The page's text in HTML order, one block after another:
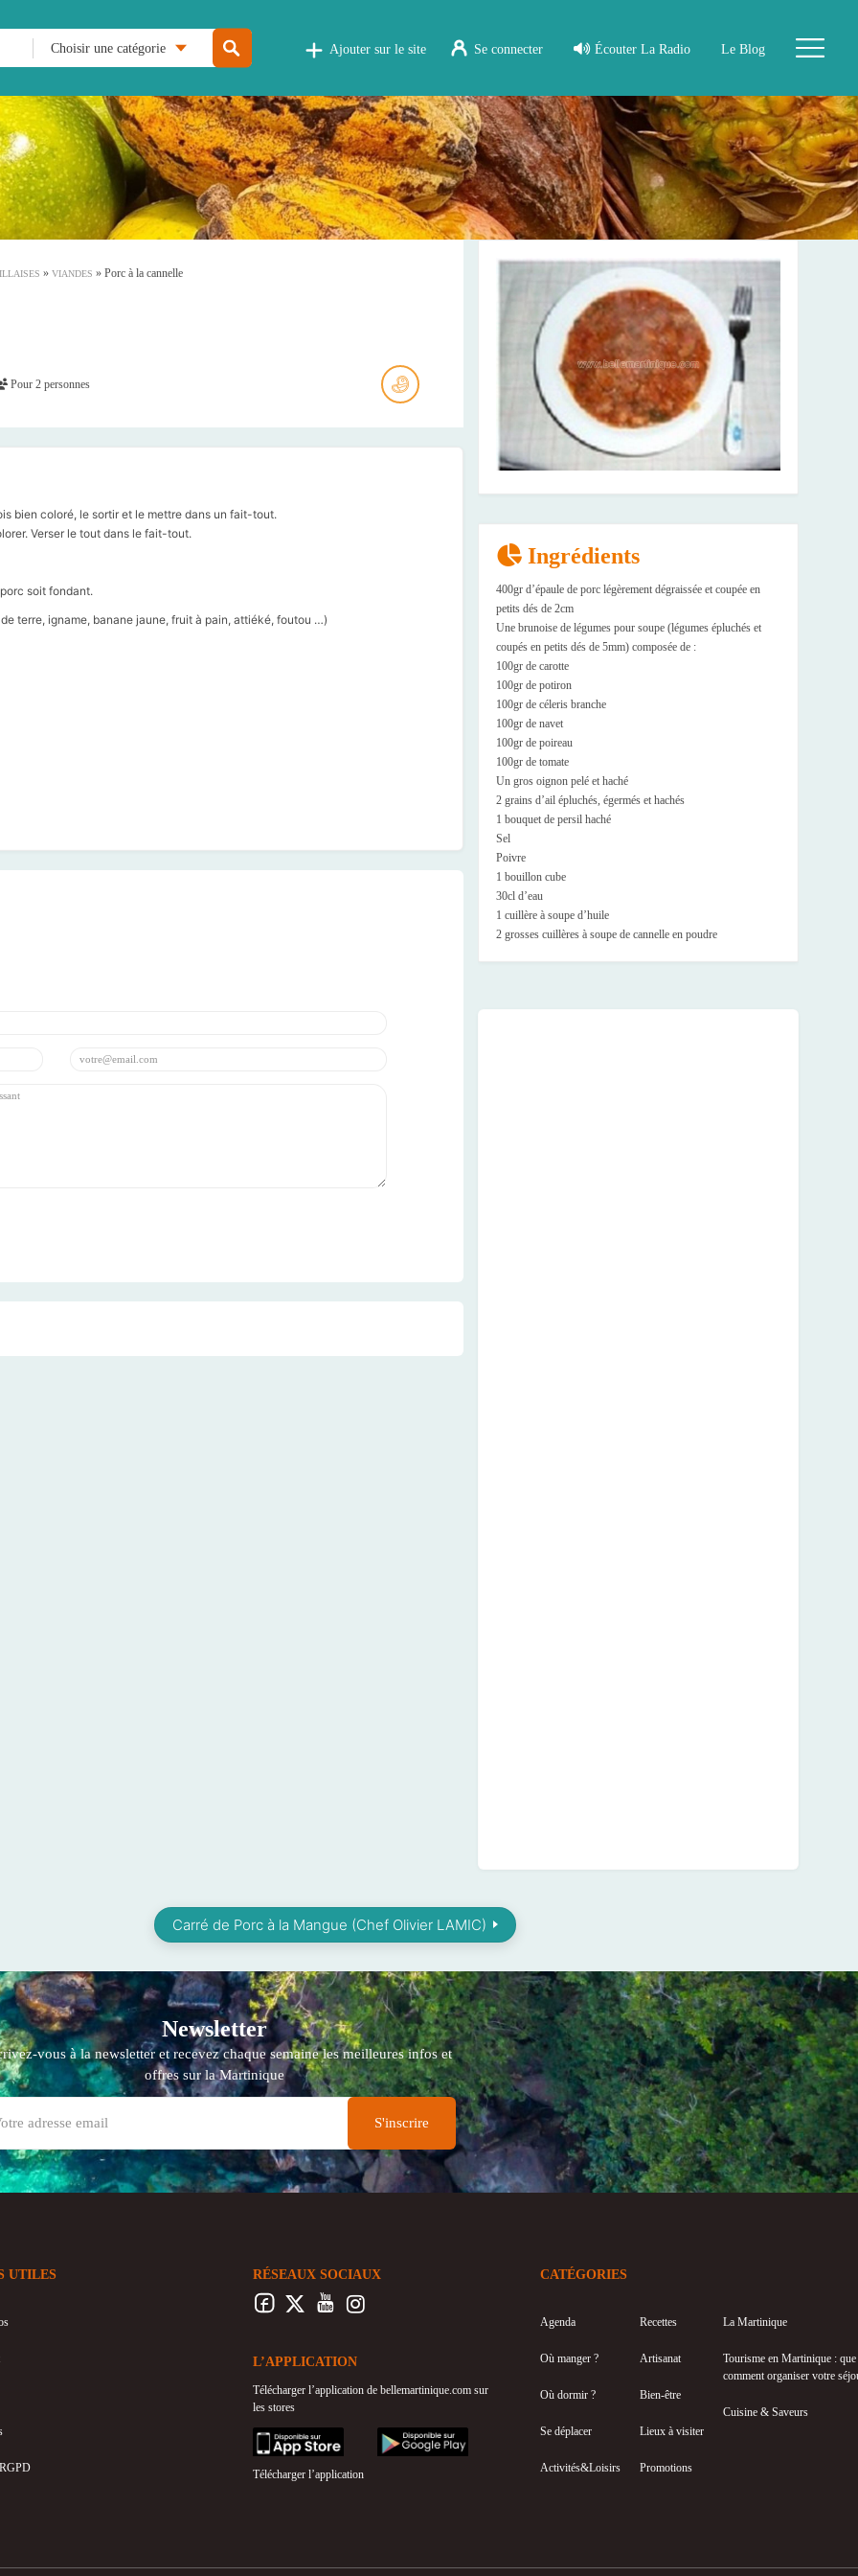
Choisir une catégorie Ajouter sur le site Se connecter Écouter La Radio Le Blog
» VIANDES » Porc à la cannelle
Pour 2 personnes
bien coloré, le sortir et le mettre dans un fait-tout.
Verser le tout dans le fait-tout.
soit fondant.
terre, igname, banane jaune, fruit à pain, attiéké, foutou …)
Ingrédients
400gr d’épaule de porc légèrement dégraissée et coupée en
petits dés de 2cm
Une brunoise de légumes pour soupe (légumes épluchés et
coupés en petits dés de 5mm) composée de :
100gr de carotte
100gr de potiron
100gr de céleris branche
100gr de navet
100gr de poireau
100gr de tomate
Un gros oignon pelé et haché
2 grains d’ail épluchés, égermés et hachés
1 bouquet de persil haché
Sel
Poivre
1 bouillon cube
30cl d’eau
1 cuillère à soupe d’huile
2 grosses cuillères à soupe de cannelle en poudre
Carré de Porc à la Mangue (Chef Olivier LAMIC)
Newsletter
vous à la newsletter et recevez chaque semaine les meilleures infos et
offres sur la Martinique
UTILES RÉSEAUX SOCIAUX
L’APPLICATION
Télécharger l’application de bellemartinique.com sur
les stores
appstore googleplay
Télécharger l’application
CATÉGORIES
Agenda
Où manger ?
Où dormir ?
Se déplacer
Activités&Loisirs
Recettes
Artisanat
Bien-être
Lieux à visiter
Promotions
La Martinique
Tourisme en Martinique :
comment organiser votre
Cuisine & Saveurs